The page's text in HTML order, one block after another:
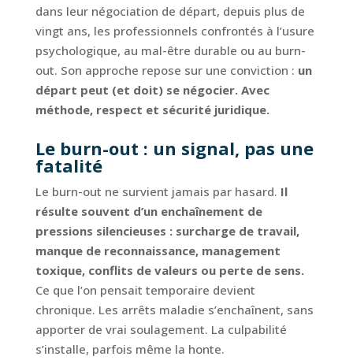
dans leur négociation de départ, depuis plus de
vingt ans, les professionnels confrontés à l’usure
psychologique, au mal-être durable ou au burn-
out. Son approche repose sur une conviction : un
départ peut (et doit) se négocier. Avec
méthode, respect et sécurité juridique.
Le burn-out : un signal, pas une
fatalité
Le burn-out ne survient jamais par hasard. Il
résulte souvent d’un enchaînement de
pressions silencieuses : surcharge de travail,
manque de reconnaissance, management
toxique, conflits de valeurs ou perte de sens.
Ce que l’on pensait temporaire devient
chronique. Les arrêts maladie s’enchaînent, sans
apporter de vrai soulagement. La culpabilité
s’installe, parfois même la honte.